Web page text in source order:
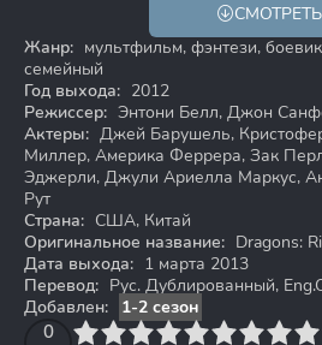
СМОТРЕТЬ
Жанр: мультфильм, фэнтези,
семейный
Год выхода: 2012
Режиссер: Энтони Белл, Джон
Актеры: Джей Барушель,
Миллер, Америка Феррера, Зак
Эджерли, Джули Ариелла Маркус,
Рут
Страна: США, Китай
Оригинальное название: Dragons:
Дата выхода: 1 марта 2013
Перевод: Рус. Дублированный,
Добавлен:
1-2 сезон
0
4 6 7 8 9 10